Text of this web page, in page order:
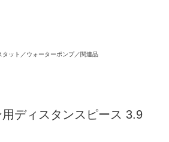
タット／ウォーターポンプ／関連品
ディスタンスピース 3.9